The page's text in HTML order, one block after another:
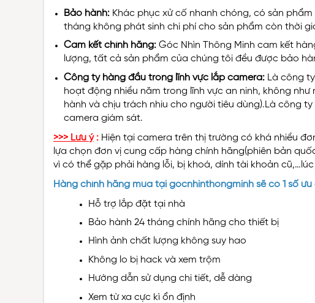
Bảo hành:Khác phục xử cố nhanh chóng, có sản
tháng không phát sinh chi phí cho sản phẩm còn thời
Cam kết chính hãng:Góc Nhìn Thông Minh cam kết
lượng, tất cả sản phẩm của chúng tôi đều được bảo
Công ty hàng đầu trong lĩnh vực lắp camera: Là công
hoạt động nhiều năm trong lĩnh vực an ninh, không
hành và chịu trách nhiu cho người tiêu dùng).Là công
camera giám sát.
>>> Lưu ý: Hiện tại camera trên thị trường có khá nhiều
lựa chọn đơn vị cung cấp hàng chính hãng(phiên bản
vì có thể gặp phải hàng lỗi, bị khoá, dính tài khoản
Hàng chính hãng mua tại gocnhinthongminh sẽ có 1 số ưu
Hỗ trợ lắp đặt tại nhà
Bảo hành 24 tháng chính hãng cho thiết bị
Hình ảnh chất lượng không suy hao
Không lo bị hack và xem trộm
Hướng dẫn sử dụng chi tiết, dễ dàng
Xem từ xa cực kì ổn định